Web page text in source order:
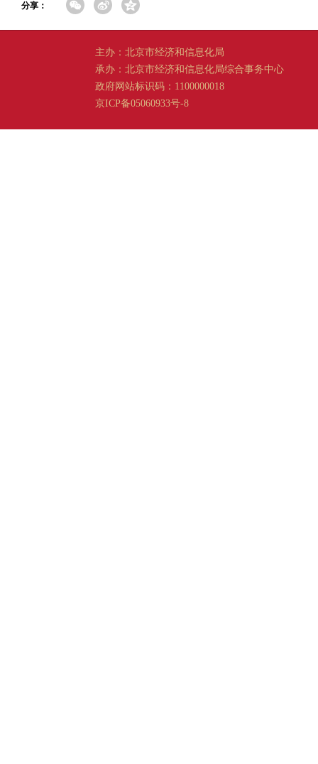
分享：
主办：北京市经济和信息化局
承办：北京市经济和信息化局综合事务中心
政府网站标识码：1100000018
京ICP备05060933号-8